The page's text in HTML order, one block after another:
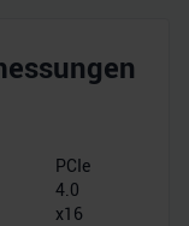
PCIe
4.0
x16